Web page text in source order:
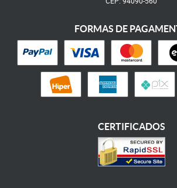
FORMAS DE
CERTIFICADOS